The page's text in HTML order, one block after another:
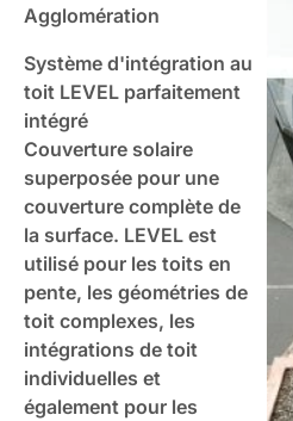
Agglomération
Système d'intégration au
toit LEVEL parfaitement
intégré
Couverture solaire
superposée pour une
couverture complète de
la surface. LEVEL est
utilisé pour les toits en
pente, les géométries de
toit complexes, les
intégrations de toit
individuelles et
également pour les